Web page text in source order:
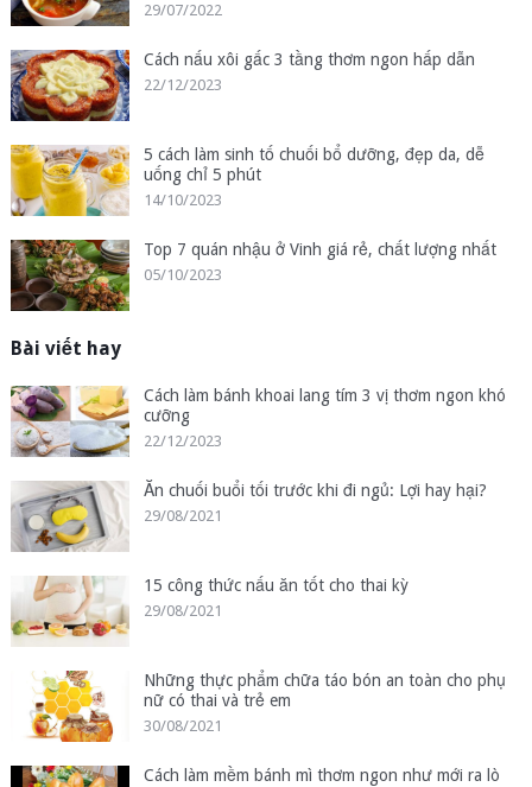
29/07/2022
Cách nấu xôi gấc 3 tầng thơm ngon hấp dẫn
22/12/2023
5 cách làm sinh tố chuối bổ dưỡng, đẹp da, dễ
uống chỉ 5 phút
14/10/2023
Top 7 quán nhậu ở Vinh giá rẻ, chất lượng nhất
05/10/2023
Bài viết hay
Cách làm bánh khoai lang tím 3 vị thơm ngon khó
cưỡng
22/12/2023
Ăn chuối buổi tối trước khi đi ngủ: Lợi hay hại?
29/08/2021
15 công thức nấu ăn tốt cho thai kỳ
29/08/2021
Những thực phẩm chữa táo bón an toàn cho phụ
nữ có thai và trẻ em
30/08/2021
Cách làm mềm bánh mì thơm ngon như mới ra lò